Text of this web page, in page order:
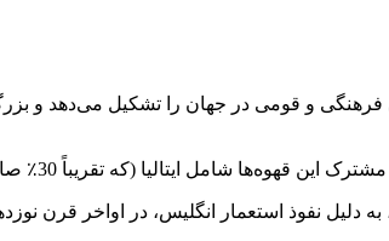
از متنوع‌ترین شهرهای فرهنگی و قومی در جهان را
نفوذ استعمار انگلیس، در اواخر قرن